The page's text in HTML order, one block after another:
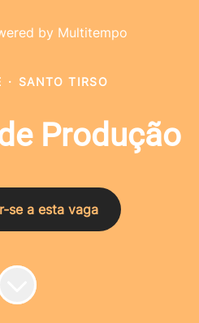
by Multitempo
· SANTO TIRSO
Produção
se a esta vaga